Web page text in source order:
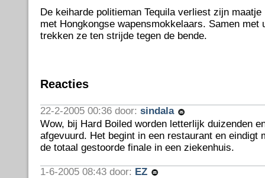
De keiharde politieman Tequila verliest zijn
met Hongkongse wapensmokkelaars. Samen met
trekken ze ten strijde tegen de bende.
Reacties
22-2-2005 00:36 door: sindala
Wow, bij Hard Boiled worden letterlijk duizenden
afgevuurd. Het begint in een restaurant en eindigt
de totaal gestoorde finale in een ziekenhuis.
1-6-2005 08:43 door: EZ